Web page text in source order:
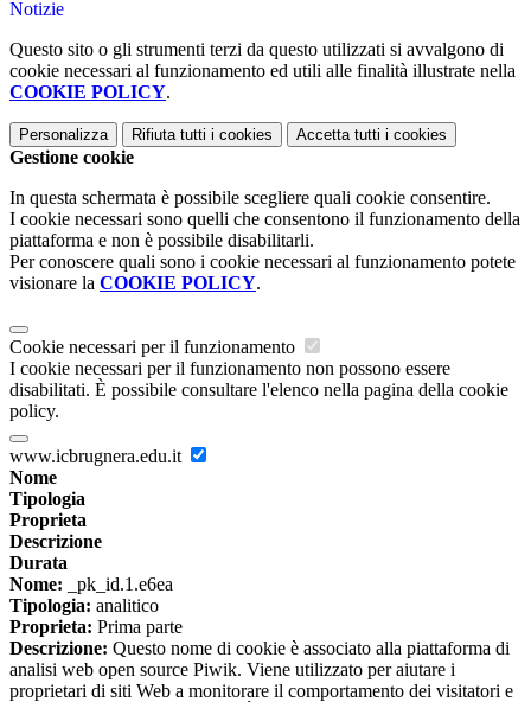
Notizie
Questo sito o gli strumenti terzi da questo utilizzati si avvalgono di
cookie necessari al funzionamento ed utili alle finalità illustrate nella
COOKIE POLICY.
Personalizza Rifiuta tutti i cookies Accetta tutti i cookies
Gestione cookie
In questa schermata è possibile scegliere quali cookie consentire.
I cookie necessari sono quelli che consentono il funzionamento della
piattaforma e non è possibile disabilitarli.
Per conoscere quali sono i cookie necessari al funzionamento potete
visionare la COOKIE POLICY.
Cookie necessari per il funzionamento
I cookie necessari per il funzionamento non possono essere
disabilitati. È possibile consultare l'elenco nella pagina della cookie
policy.
www.icbrugnera.edu.it
Nome
Tipologia
Proprieta
Descrizione
Durata
Nome: _pk_id.1.e6ea
Tipologia: analitico
Proprieta: Prima parte
Descrizione: Questo nome di cookie è associato alla piattaforma di
analisi web open source Piwik. Viene utilizzato per aiutare i
proprietari di siti Web a monitorare il comportamento dei visitatori e